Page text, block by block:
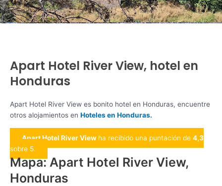
Apart Hotel River View, hotel en
Honduras
Apart Hotel River View es bonito hotel en Honduras, encuentre
otros alojamientos en Hoteles en Honduras.
Apart Hotel River View ha recibido una puntación de 4,3
sobre 5.
Mapa: Apart Hotel River View,
Honduras